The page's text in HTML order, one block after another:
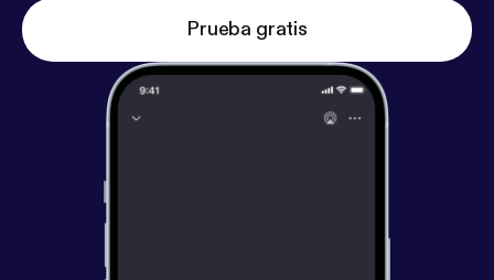
Prueba gratis